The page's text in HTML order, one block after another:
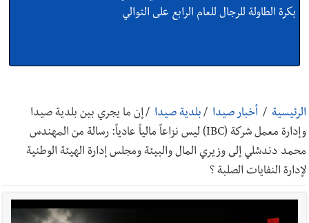
بكرة الطاولة للرجال للعام الرابع على التوالي
أخبار صيدا بالصور: رئيسا بلديتي صيدا وصور يشاركان في ورشة
تقنية حول الحد من النفايات البحرية وشباك الصيد المهملة
الرئيسية / أخبار صيدا / بلدية صيدا /إن ما يجري بين بلدية صيدا
وإدارة معمل شركة (IBC) ليس نزاعاً مالياً عادياً: رسالة من المهندس
محمد دندشلي إلى وزيري المال والبيئة ومجلس إدارة الهيئة الوطنية
لإدارة النفايات الصلبة ؟